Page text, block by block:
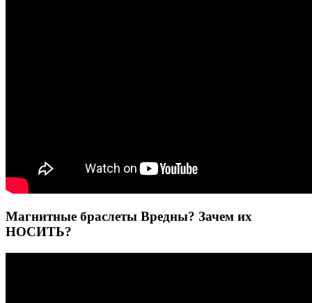
Магнитные браслеты Вредны? Зачем их
НОСИТЬ?